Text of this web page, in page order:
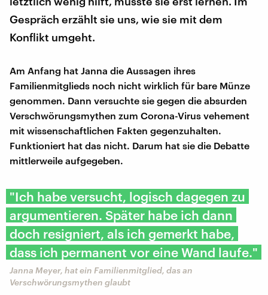
Gespräch erzählt sie uns, wie sie mit dem
Konflikt umgeht.
Am Anfang hat Janna die Aussagen ihres
Familienmitglieds noch nicht wirklich für bare Münze
genommen. Dann versuchte sie gegen die absurden
Verschwörungsmythen zum Corona-Virus vehement
mit wissenschaftlichen Fakten gegenzuhalten.
Funktioniert hat das nicht. Darum hat sie die Debatte
mittlerweile aufgegeben.
"Ich habe versucht, logisch dagegen zu
argumentieren. Später habe ich dann
doch resigniert, als ich gemerkt habe,
dass ich permanent vor eine Wand laufe."
Janna Meyer, hat ein Familienmitglied, das an
Verschwörungsmythen glaubt